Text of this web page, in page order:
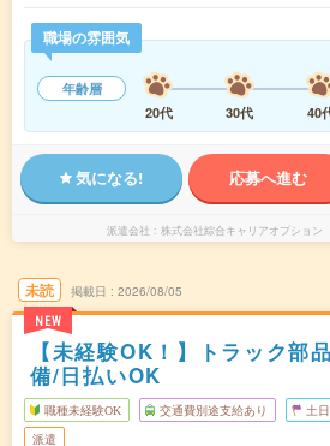
職場の雰囲気
年齢層
20代
30代 40
気になる! 応募へ進む
派遣会社 株式会社綜合キャリアオプション
未読
NEW
掲載日 2026/08/05
【未経験OK！】トラック部
備/日払いOK
職種未経験OK 交通費別途支給あり 土
派遣